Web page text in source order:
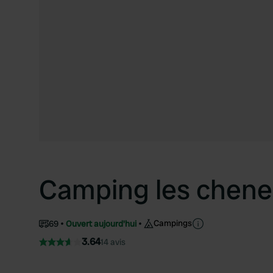
Camping les
69 Ouvert aujourd'hui Campings
3.6414 avis